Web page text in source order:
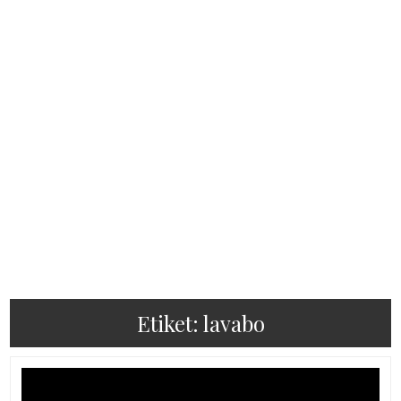
Etiket: lavabo